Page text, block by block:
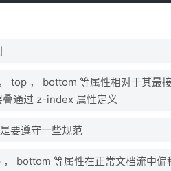
， bottom 等属性相对于其最
通过 z-index 属性定义
要遵守一些规范
bottom 等属性在正常文档流中偏